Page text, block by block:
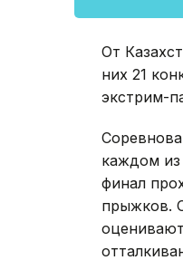
От
них 21
экстрим-
каждом
финал
прыжков.